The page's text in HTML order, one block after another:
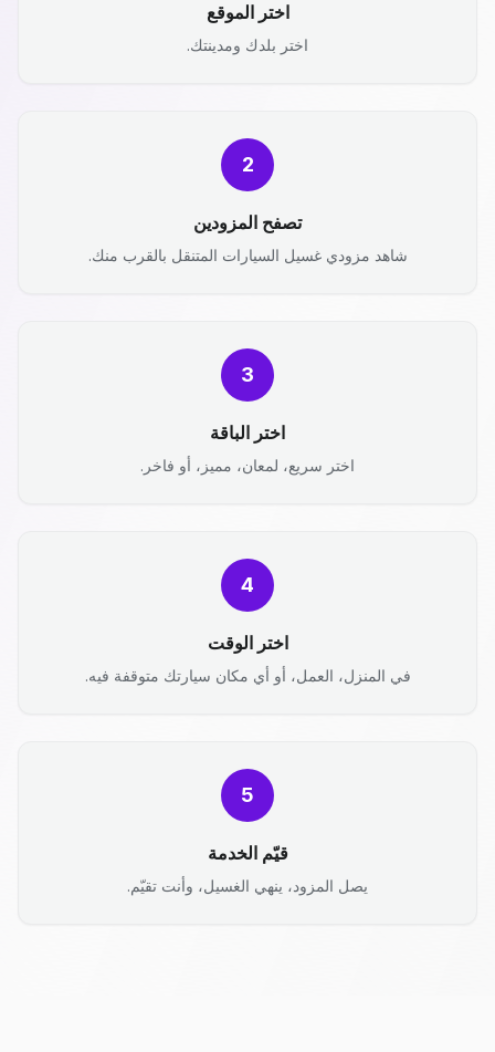
اختر الموقع
اختر بلدك ومدينتك.
2
تصفح المزودين
شاهد مزودي غسيل السيارات المتنقل بالقرب منك.
3
اختر الباقة
اختر سريع، لمعان، مميز، أو فاخر.
4
اختر الوقت
في المنزل، العمل، أو أي مكان سيارتك متوقفة فيه.
5
قيّم الخدمة
يصل المزود، ينهي الغسيل، وأنت تقيّم.